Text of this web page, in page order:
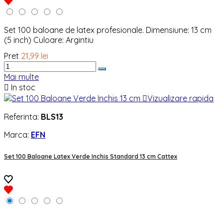
Set 100 baloane de latex profesionale. Dimensiune: 13 cm
(5 inch) Culoare: Argintiu
Pret 21,99 lei
Mai multe
 In stoc
Vizualizare rapida
Referinta: BLS13
Marca: EFN
Set 100 Baloane Latex Verde Inchis Standard 13 cm Cattex